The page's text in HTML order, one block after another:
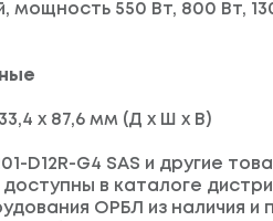
мощность 550 Вт, 800 Вт,
x 87,6 мм (Д x Ш x В)
D12R-G4 SAS и другие
в каталоге
ОРБЛ из наличия и